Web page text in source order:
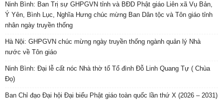
Ninh Bình: Ban Trị sự GHPGVN tỉnh và BĐD Phật giáo Liên xã Vụ Bản,
Ý Yên, Bình Lục, Nghĩa Hưng chúc mừng Ban Dân tộc và Tôn giáo tỉnh
nhân ngày truyền thống
Hà Nội: GHPGVN chúc mừng ngày truyền thống ngành quản lý Nhà
nước về Tôn giáo
Ninh Bình: Đại lễ cất nóc Nhà thờ tổ Tổ đình Đỗ Linh Quang Tự ( Chùa
Đọ)
Ban Chỉ đạo Đại hội Đại biểu Phật giáo toàn quốc lần thứ X (2026 – 2031)